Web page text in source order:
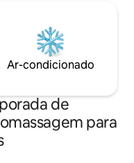
Ar-condicionado
de
para